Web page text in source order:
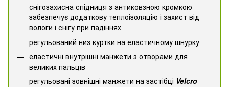
снігозахисна спідниця з антиковзною кромкою
забезпечує додаткову теплоізоляцію і захист від
вологи і снігу при падіннях
регульований низ куртки на еластичному шнурку
еластичні внутрішні манжети з отворами для
великих пальців
регульовані зовнішні манжети на застібці Velcro